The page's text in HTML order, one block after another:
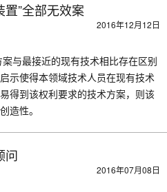
置”全部无效案
2016年12月12日
与最接近的现有技术相比存在区别
示使得本领域技术人员在现有技术
得到该权利要求的技术方案，则该
造性。
问
2016年07月08日